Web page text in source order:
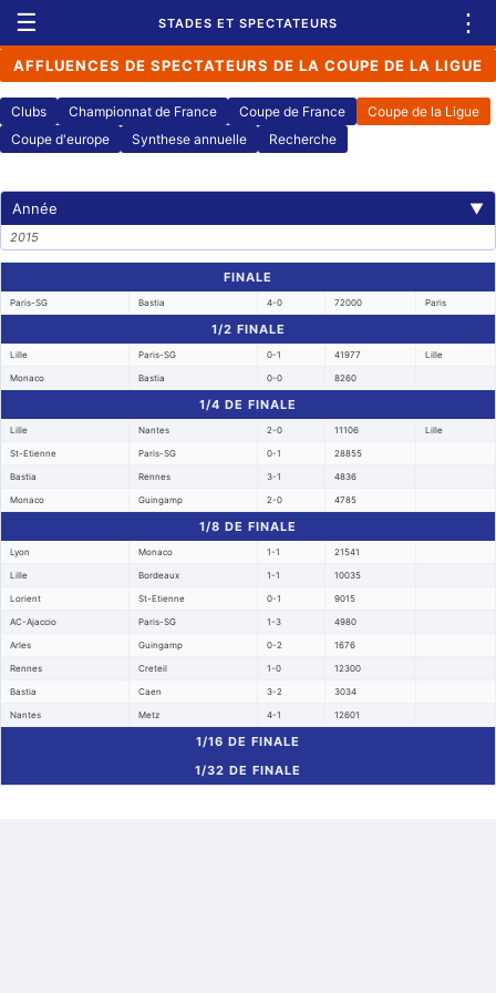
☰ STADES ET SPECTATEURS ⋮
AFFLUENCES DE SPECTATEURS DE LA COUPE DE LA LIGUE
Clubs Championnat de France Coupe de France
Coupe de la Ligue
Coupe d'europe
Synthese annuelle Recherche
Année ▼
2015
FINALE
Paris-SG Bastia 4-0 72000 Paris
1/2 FINALE
Lille Paris-SG 0-1 41977 Lille
Monaco Bastia 0-0 8260
1/4 DE FINALE
Lille Nantes 2-0 11106 Lille
St-Etienne Paris-SG 0-1 28855
Bastia Rennes 3-1 4836
Monaco Guingamp 2-0 4785
1/8 DE FINALE
Lyon Monaco 1-1 21541
Lille Bordeaux 1-1 10035
Lorient St-Etienne 0-1 9015
AC-Ajaccio Paris-SG 1-3 4980
Arles Guingamp 0-2 1676
Rennes Creteil 1-0 12300
Bastia Caen 3-2 3034
Nantes Metz 4-1 12601
1/16 DE FINALE
1/32 DE FINALE